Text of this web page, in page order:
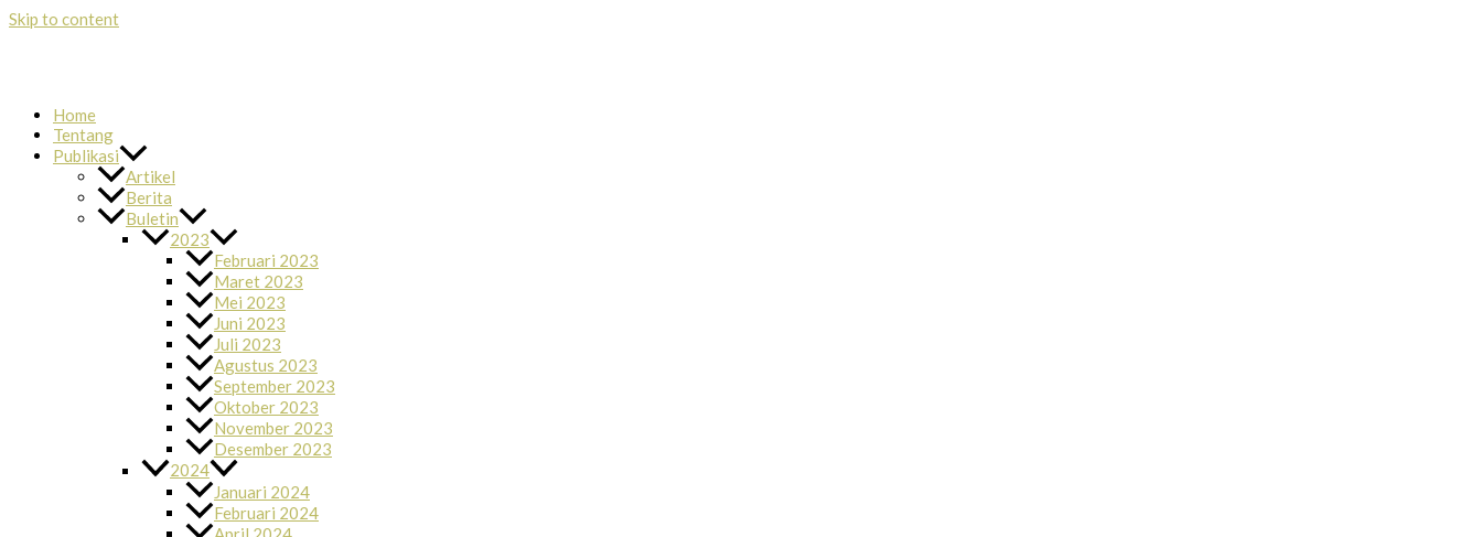
Skip to content
Home
Tentang
Publikasi
Artikel
Berita
Buletin
2023
Februari 2023
Maret 2023
Mei 2023
Juni 2023
Juli 2023
Agustus 2023
September 2023
Oktober 2023
November 2023
Desember 2023
2024
Januari 2024
Februari 2024